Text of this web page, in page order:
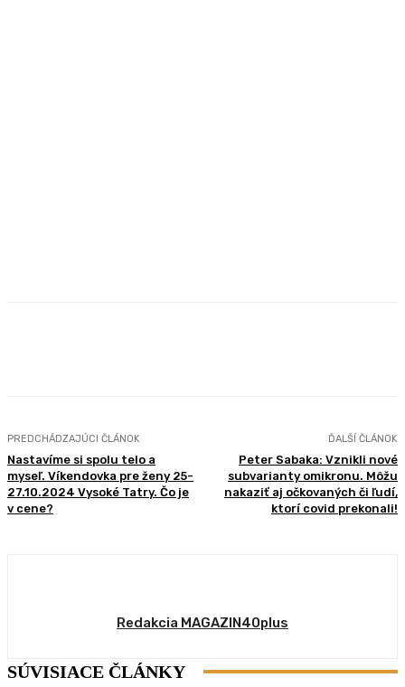
PREDCHÁDZAJÚCI ČLÁNOK
Nastavíme si spolu telo a
myseľ. Víkendovka pre ženy 25-
27.10.2024 Vysoké Tatry. Čo je
v cene?
ĎALŠÍ ČLÁNOK
Peter Sabaka: Vznikli nové
subvarianty omikronu. Môžu
nakaziť aj očkovaných či ľudí,
ktorí covid prekonali!
Redakcia MAGAZIN40plus
SÚVISIACE ČLÁNKY